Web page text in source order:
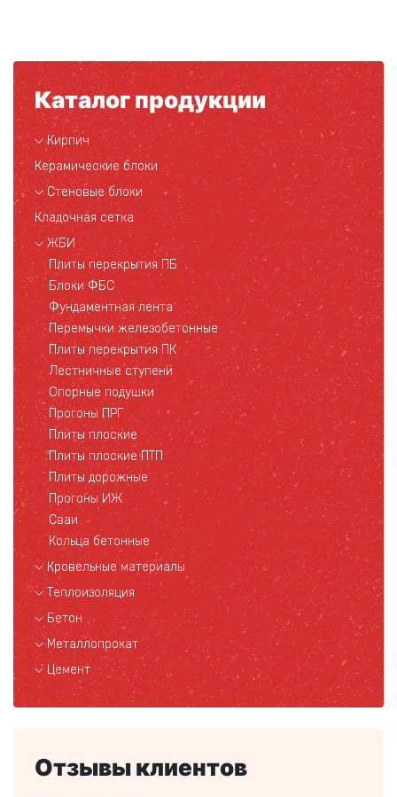
Каталог продукции
Кирпич
Керамические блоки
Стеновые блоки
Кладочная сетка
ЖБИ
Плиты перекрытия ПБ
Блоки ФБС
Фундаментная лента
Перемычки железобетонные
Плиты перекрытия ПК
Лестничные ступени
Опорные подушки
Прогоны ПРГ
Плиты плоские
Плиты плоские ПТП
Плиты дорожные
Прогоны ИЖ
Сваи
Кольца бетонные
Кровельные материалы
Теплоизоляция
Бетон
Металлопрокат
Цемент
Отзывы клиентов